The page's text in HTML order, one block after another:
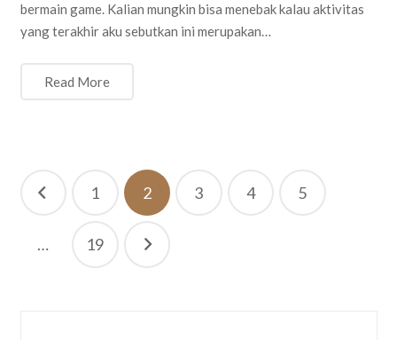
bermain game. Kalian mungkin bisa menebak kalau aktivitas
yang terakhir aku sebutkan ini merupakan…
Read More
Navigasi1 2 3 4 5
… 19